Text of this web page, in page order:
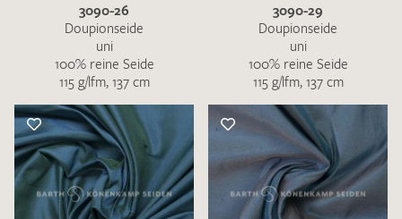
3090-26
Doupionseide
uni
100% reine Seide
115 g/lfm, 137 cm
3090-29
Doupionseide
uni
100% reine Seide
115 g/lfm, 137 cm